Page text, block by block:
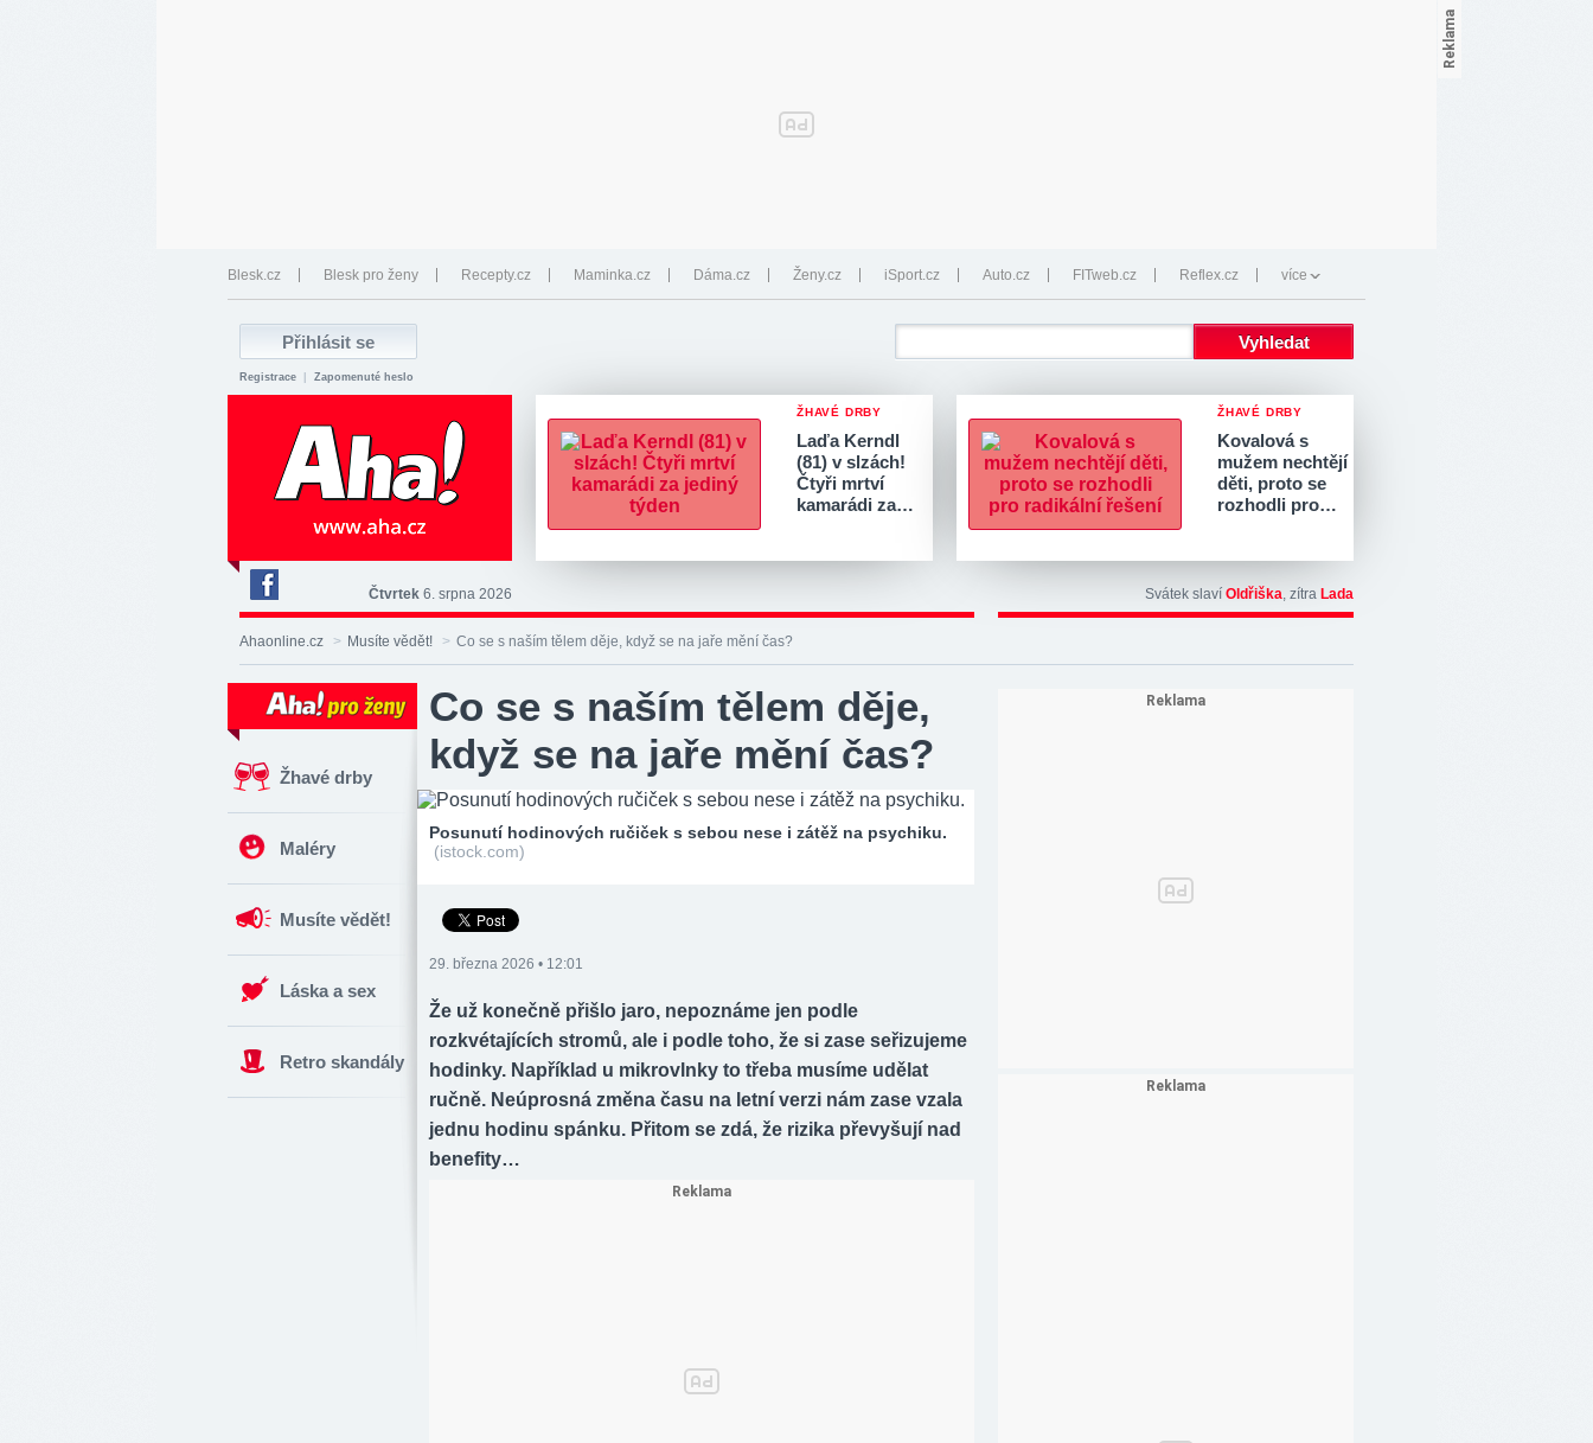
Blesk.cz Blesk pro ženy Recepty.cz Maminka.cz Dáma.cz Ženy.cz iSport.cz Auto.cz FITweb.cz Reflex.cz více
Registrace Zapomenuté heslo
ŽHAVÉ DRBY
Laďa Kerndl
(81) v slzách!
Čtyři mrtví
kamarádi za…
ŽHAVÉ DRBY
Kovalová s
mužem nechtějí
děti, proto se
rozhodli pro…
Deník
Aha!
na
Čtvrtek 6. srpna 2026 Svátek slaví Oldřiška, zítra Lada
Ahaonline.cz > Musíte vědět! > Co se s naším tělem děje, když se na jaře mění čas?
Žhavé drby
Maléry
Musíte vědět!
Láska a sex
Retro skandály
Co se s naším tělem děje,
když se na jaře mění čas?
Posunutí hodinových ručiček s sebou nese i zátěž na psychiku.
(istock.com)
29. března 2026 • 12:01
Že už konečně přišlo jaro, nepoznáme jen podle
rozkvétajících stromů, ale i podle toho, že si zase seřizujeme
hodinky. Například u mikrovlnky to třeba musíme udělat
ručně. Neúprosná změna času na letní verzi nám zase vzala
jednu hodinu spánku. Přitom se zdá, že rizika převyšují nad
benefity…